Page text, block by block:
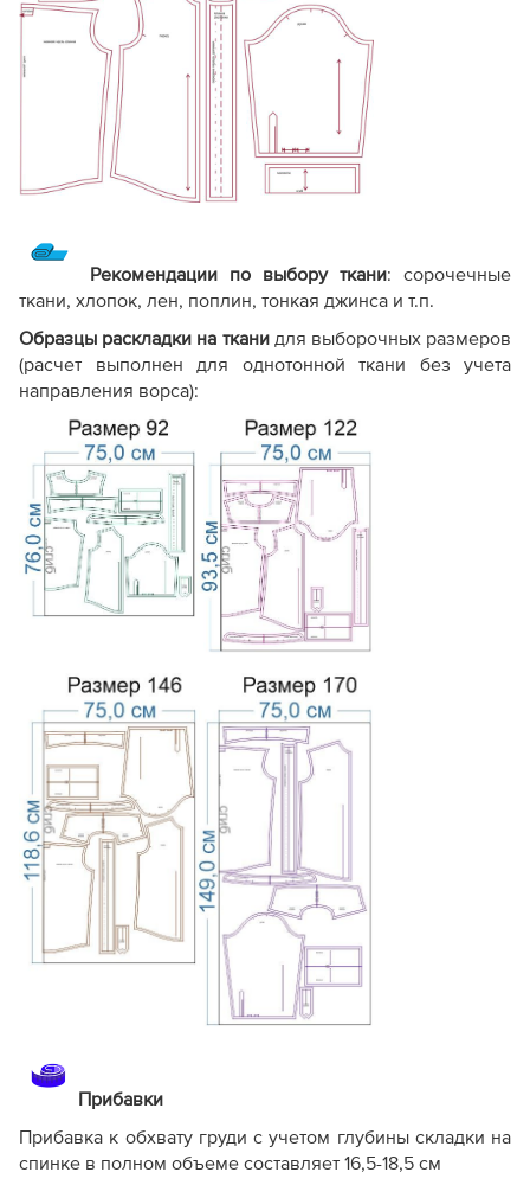
Рекомендации по выбору ткани: сорочечные
ткани, хлопок, лен, поплин, тонкая джинса и т.п.
Образцы раскладки на ткани для выборочных размеров
(расчет выполнен для однотонной ткани без учета
направления ворса):
Прибавки
Прибавка к обхвату груди с учетом глубины складки на
спинке в полном объеме составляет 16,5-18,5 см